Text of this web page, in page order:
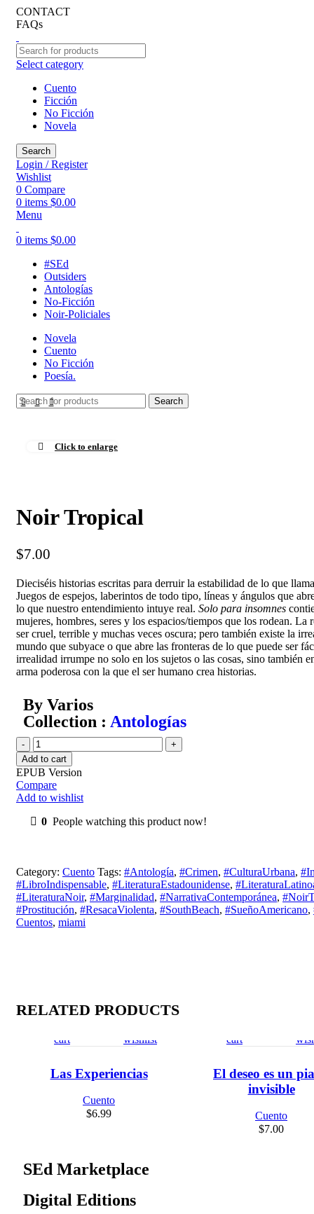
CONTACT
FAQs
Select category
Cuento
Ficción
No Ficción
Novela
Search
Login / Register
Wishlist
0 Compare
0 items $0.00
Menu
0 items $0.00
#SEd
Outsiders
Antologías
No-Ficción
Noir-Policiales
Novela
Cuento
No Ficción
Poesía.
Search
Click to enlarge
Noir Tropical
$7.00
Dieciséis historias escritas para derruir la estabilidad de lo que
Juegos de espejos, laberintos de todo tipo, líneas y ángulos que
lo que nuestro entendimiento intuye real. Solo para insomnes
mujeres, hombres, seres y los espacios/tiempos que los rodean. La
ser cruel, terrible y muchas veces oscura; pero también existe la
mundo que subyace o que abre las fronteras de lo que puede ser
irrealidad irrumpe no solo en los sujetos o las cosas, sino también
arma poderosa con la que el ser humano crea historias.
By Varios
Collection : Antologías
Add to cart
EPUB Version
Compare
Add to wishlist
0 People watching this product now!
Category: Cuento Tags: #Antología, #Crimen, #CulturaUrbana,
#LibroIndispensable, #LiteraturaEstadounidense,
#LiteraturaNoir, #Marginalidad, #NarrativaContemporánea,
#Prostitución, #ResacaViolenta, #SouthBeach, #SueñoAmericano,
Cuentos, miami
RELATED PRODUCTS
Add
cart
QuickCompare
Add
wishlist
Las Experiencias
Cuento
$6.99
cart
El deseo es un
invisible
Cuento
$7.00
SEd Marketplace
Digital Editions